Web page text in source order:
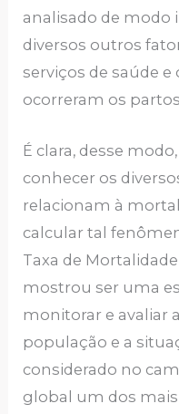
analisado de modo
diversos outros
serviços de saúde
ocorreram os
É clara, desse
conhecer os
relacionam à
calcular tal
Taxa de
mostrou ser uma
monitorar e avaliar
população e a
considerado no
global um dos